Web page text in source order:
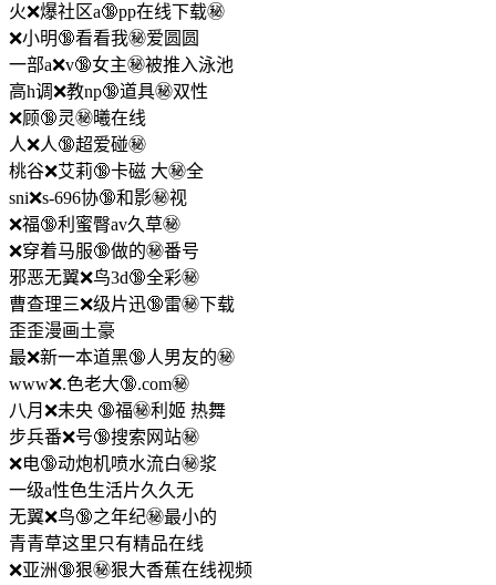
火❌爆社区a🔞pp在线下载㊙️
❌小明🔞看看我㊙️爱圆圆
一部a❌v🔞女主㊙️被推入泳池
高h调❌教np🔞道具㊙️双性
❌顾🔞灵㊙️曦在线
人❌人🔞超爱碰㊙️
桃谷❌艾莉🔞卡磁 大㊙️全
sni❌s-696协🔞和影㊙️视
❌福🔞利蜜臀av久草㊙️
❌穿着马服🔞做的㊙️番号
邪恶无翼❌鸟3d🔞全彩㊙️
曹查理三❌级片迅🔞雷㊙️下载
歪歪漫画土豪
最❌新一本道黑🔞人男友的㊙️
www❌.色老大🔞.com㊙️
八月❌未央 🔞福㊙️利姬 热舞
步兵番❌号🔞搜索网站㊙️
❌电🔞动炮机喷水流白㊙️浆
一级a性色生活片久久无
无翼❌鸟🔞之年纪㊙️最小的
青青草这里只有精品在线
❌亚洲🔞狠㊙️狠大香蕉在线视频